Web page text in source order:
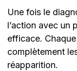
Une fois le
l’action avec un
efficace.
complètement
réapparition.